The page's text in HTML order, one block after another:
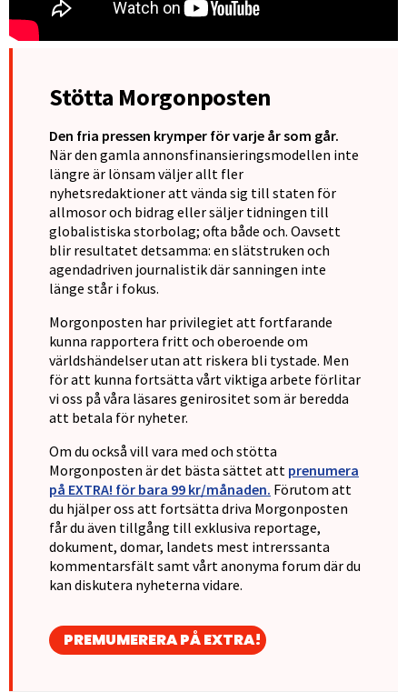
Stötta Morgonposten
Den fria pressen krymper för varje år som går.
När den gamla annonsfinansieringsmodellen inte
längre är lönsam väljer allt fler
nyhetsredaktioner att vända sig till staten för
allmosor och bidrag eller säljer tidningen till
globalistiska storbolag; ofta både och. Oavsett
blir resultatet detsamma: en slätstruken och
agendadriven journalistik där sanningen inte
länge står i fokus.
Morgonposten har privilegiet att fortfarande
kunna rapportera fritt och oberoende om
världshändelser utan att riskera bli tystade. Men
för att kunna fortsätta vårt viktiga arbete förlitar
vi oss på våra läsares genirositet som är beredda
att betala för nyheter.
Om du också vill vara med och stötta
Morgonposten är det bästa sättet att prenumera
på EXTRA! för bara 99 kr/månaden. Förutom att
du hjälper oss att fortsätta driva Morgonposten
får du även tillgång till exklusiva reportage,
dokument, domar, landets mest intrerssanta
kommentarsfält samt vårt anonyma forum där du
kan diskutera nyheterna vidare.
PREMUMERERA PÅ EXTRA!